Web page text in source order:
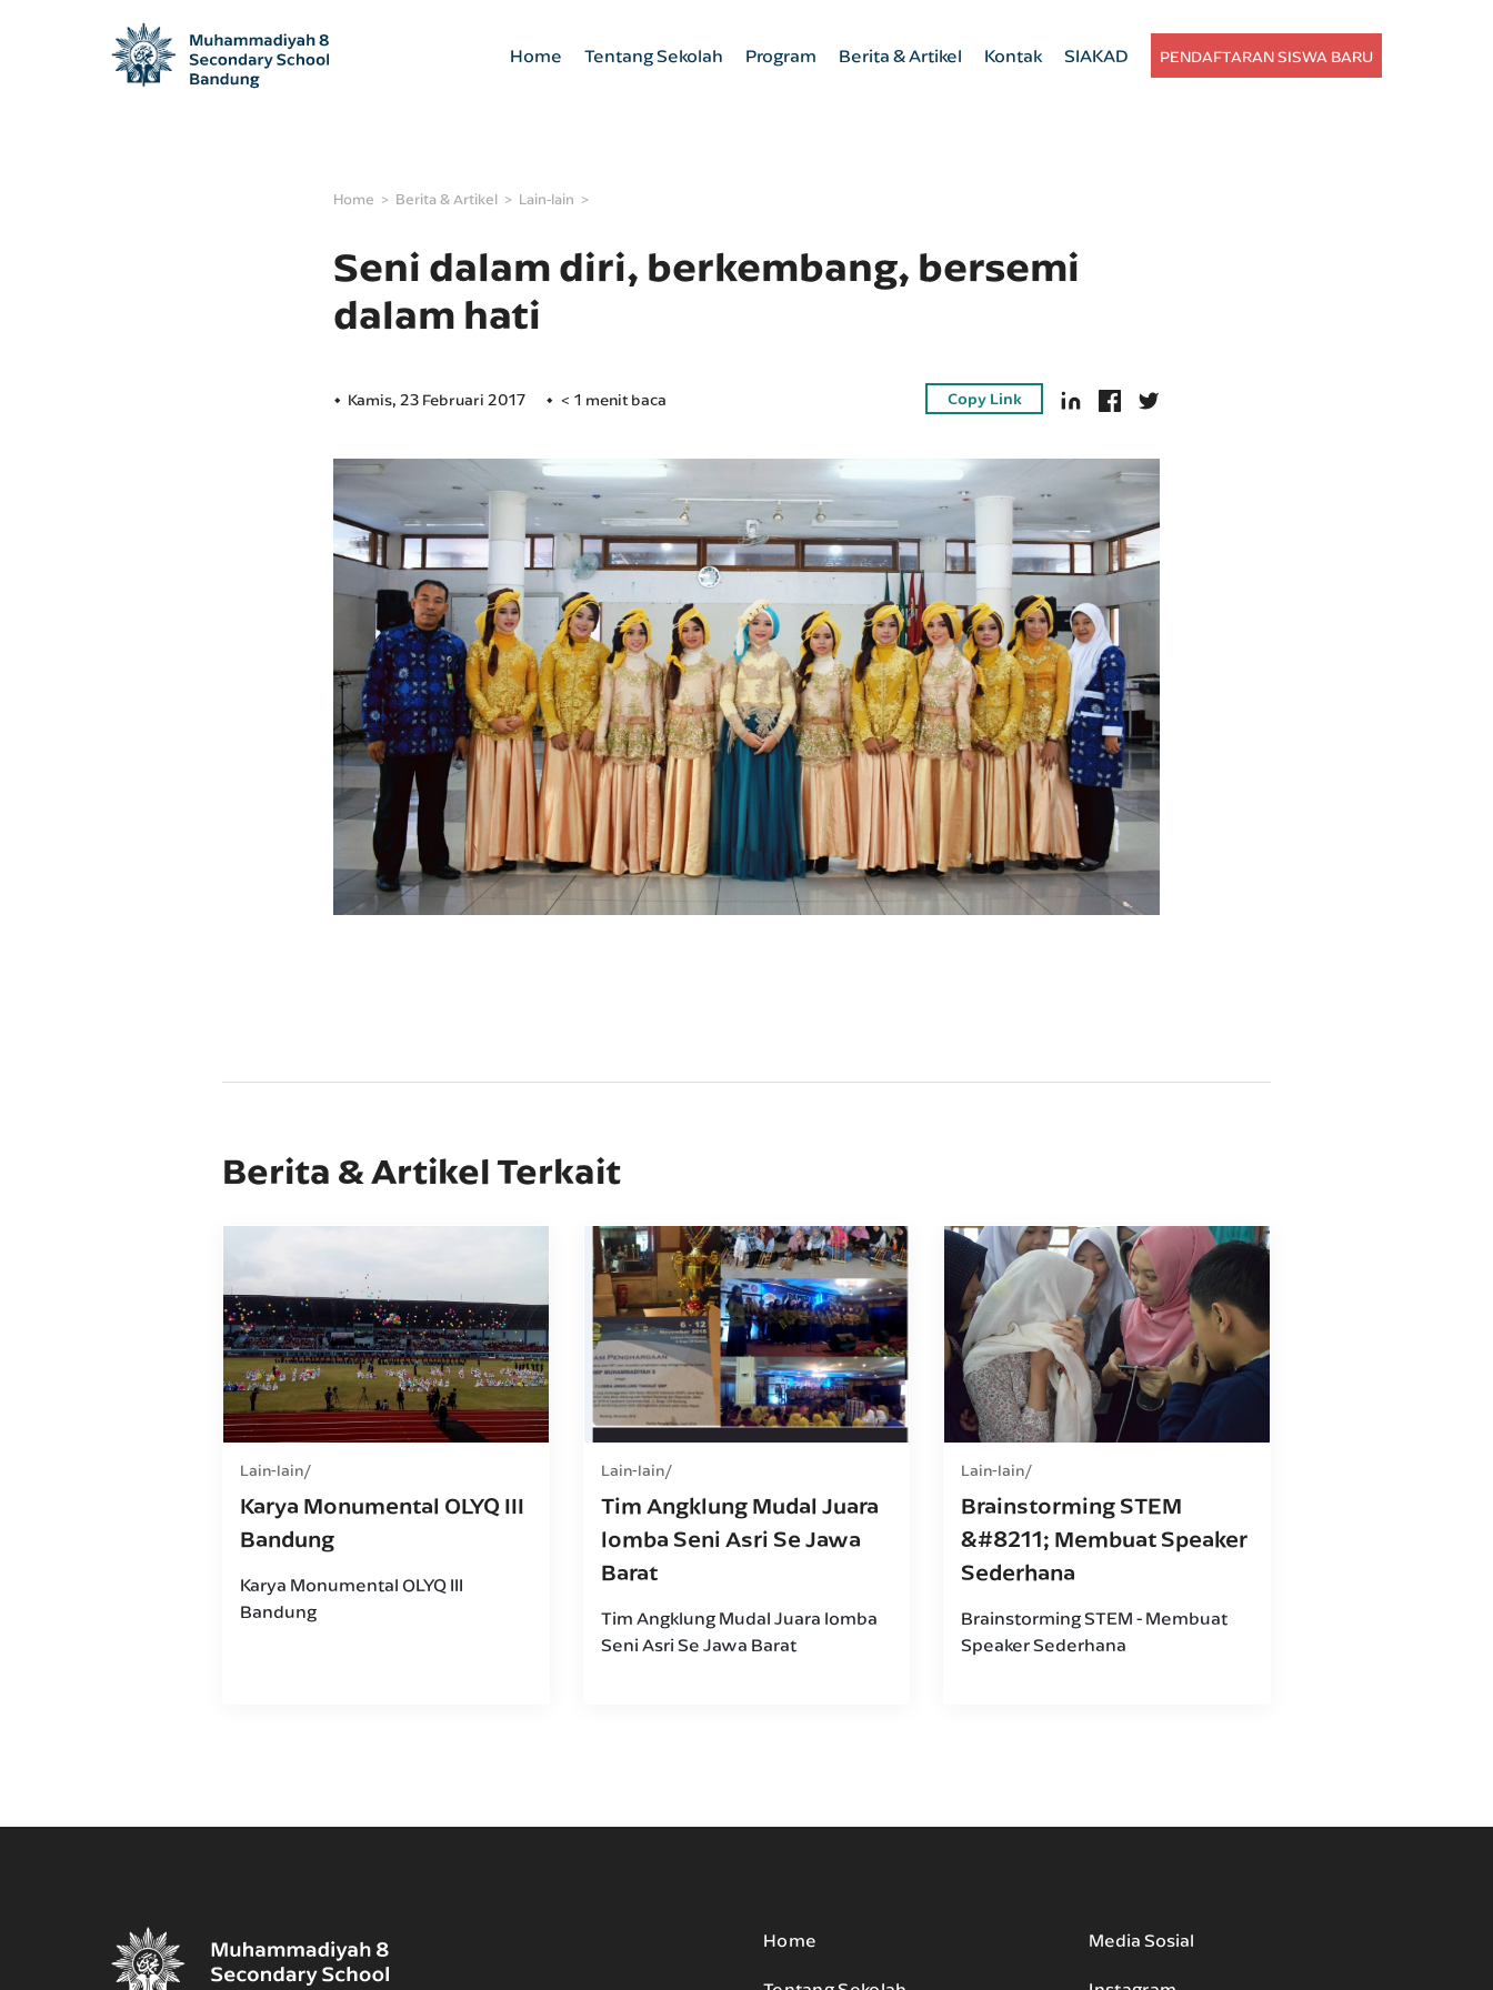
Home Tentang Sekolah Program Berita & Artikel Kontak SIAKAD PENDAFTARAN SISWA BARU
Home Berita & Artikel Lain-lain
Seni dalam diri, berkembang, bersemi
dalam hati
Kamis, 23 Februari 2017 < 1 menit baca Copy Link
Berita & Artikel Terkait
Lain-lain
Karya Monumental OLYQ III
Bandung
Karya Monumental OLYQ III
Bandung
Lain-lain
Tim Angklung Mudal Juara
lomba Seni Asri Se Jawa
Barat
Tim Angklung Mudal Juara lomba
Seni Asri Se Jawa Barat
Lain-lain
Brainstorming STEM
&#8211; Membuat Speaker
Sederhana
Brainstorming STEM - Membuat
Speaker Sederhana
Home Media Sosial